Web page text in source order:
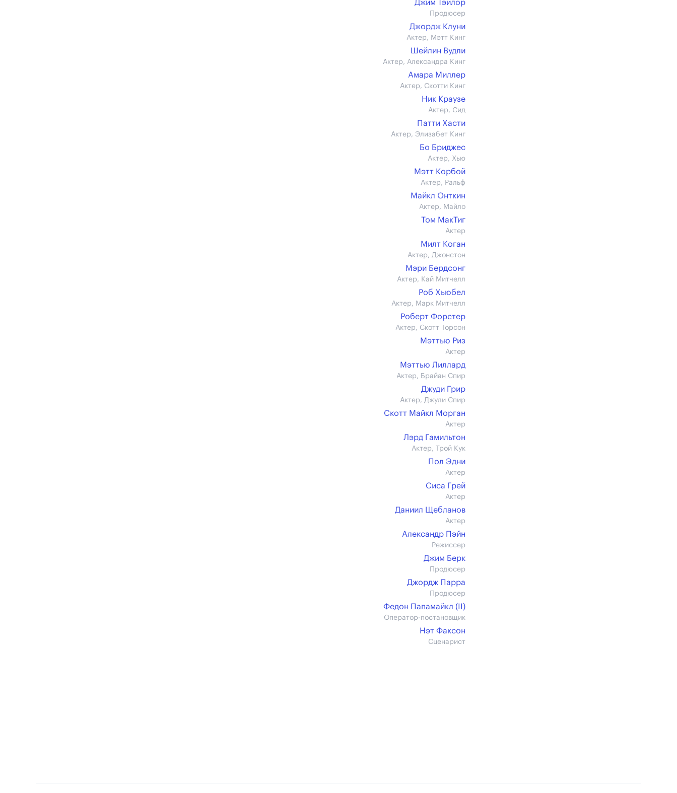
Джим Тэйлор
Продюсер
Джордж Клуни
Актер, Мэтт Кинг
Шейлин Вудли
Актер, Александра Кинг
Амара Миллер
Актер, Скотти Кинг
Ник Краузе
Актер, Сид
Патти Хасти
Актер, Элизабет Кинг
Бо Бриджес
Актер, Хью
Мэтт Корбой
Актер, Ральф
Майкл Онткин
Актер, Майло
Том МакТиг
Актер
Милт Коган
Актер, Джонстон
Мэри Бердсонг
Актер, Кай Митчелл
Роб Хьюбел
Актер, Марк Митчелл
Роберт Форстер
Актер, Скотт Торсон
Мэттью Риз
Актер
Мэттью Лиллард
Актер, Брайан Спир
Джуди Грир
Актер, Джули Спир
Скотт Майкл Морган
Актер
Лэрд Гамильтон
Актер, Трой Кук
Пол Эдни
Актер
Сиса Грей
Актер
Даниил Щебланов
Актер
Александр Пэйн
Режиссер
Джим Берк
Продюсер
Джордж Парра
Продюсер
Федон Папамайкл (II)
Оператор-постановщик
Нэт Факсон
Сценарист